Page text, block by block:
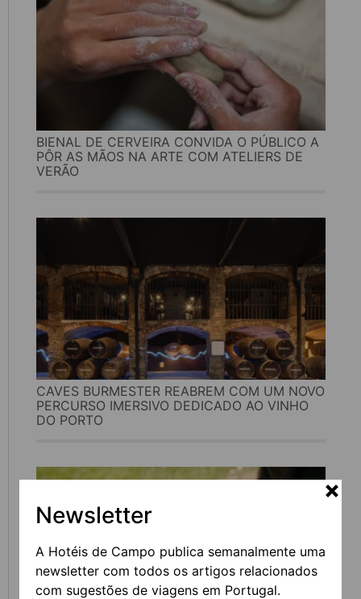
Newsletter
A Hotéis de Campo publica semanalmente uma
newsletter com todos os artigos relacionados
com sugestões de viagens em Portugal.
BIENAL DE CERVEIRA CONVIDA O PÚBLICO A
PÔR AS MÃOS NA ARTE COM ATELIERS DE
VERÃO
CAVES BURMESTER REABREM COM UM NOVO
PERCURSO IMERSIVO DEDICADO AO VINHO
DO PORTO